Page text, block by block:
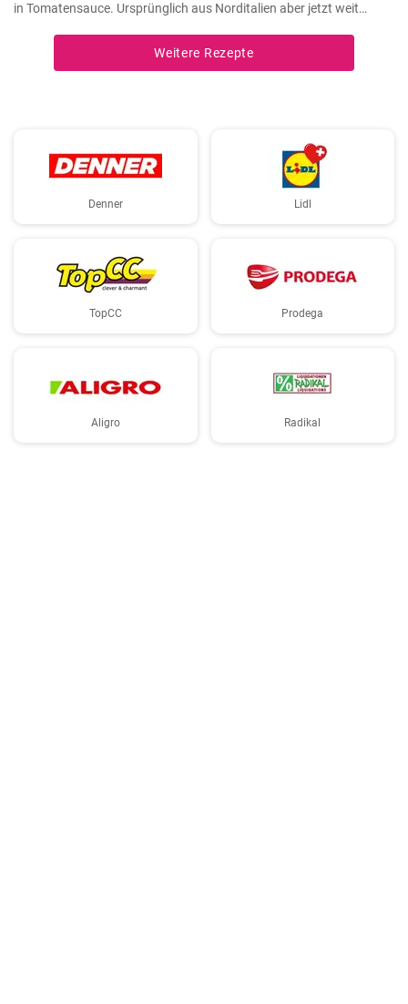
in Tomatensauce. Ursprünglich aus Norditalien aber jetzt weit
Parmesan serviert. Malfatti bedeutet unperfekt auf deutsch.
Weitere Rezepte
Denner Lidl
TopCC Prodega
Aligro Radikal